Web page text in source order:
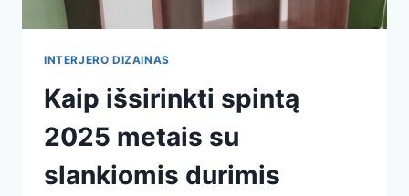
INTERJERO DIZAINAS
Kaip išsirinkti spintą
2025 metais su
slankiomis durimis